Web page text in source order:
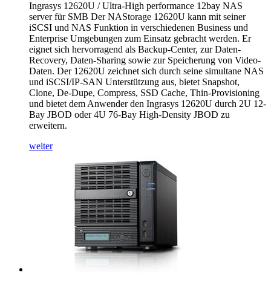
Ingrasys 12620U / Ultra-High performance 12bay NAS
server für SMB Der NAStorage 12620U kann mit seiner
iSCSI und NAS Funktion in verschiedenen Business und
Enterprise Umgebungen zum Einsatz gebracht werden. Er
eignet sich hervorragend als Backup-Center, zur Daten-
Recovery, Daten-Sharing sowie zur Speicherung von Video-
Daten. Der 12620U zeichnet sich durch seine simultane NAS
und iSCSI/IP-SAN Unterstützung aus, bietet Snapshot,
Clone, De-Dupe, Compress, SSD Cache, Thin-Provisioning
und bietet dem Anwender den Ingrasys 12620U durch 2U 12-
Bay JBOD oder 4U 76-Bay High-Density JBOD zu
erweitern.
weiter